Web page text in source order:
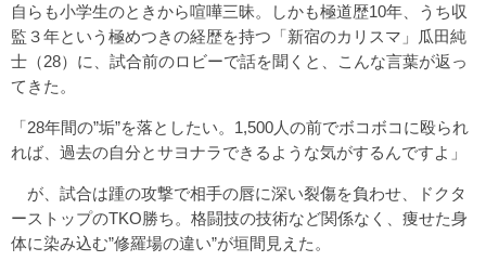
自らも小学生のときから喧嘩三昧。しかも極道歴10年、うち収
監３年という極めつきの経歴を持つ「新宿のカリスマ」瓜田純
士（28）に、試合前のロビーで話を聞くと、こんな言葉が返っ
てきた。
「28年間の”垢”を落としたい。1,500人の前でボコボコに殴られ
れば、過去の自分とサヨナラできるような気がするんですよ」
が、試合は踵の攻撃で相手の唇に深い裂傷を負わせ、ドクタ
ーストップのTKO勝ち。格闘技の技術など関係なく、痩せた身
体に染み込む”修羅場の違い”が垣間見えた。